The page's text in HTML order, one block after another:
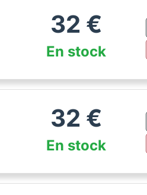
32 €
En stock
32 €
En stock